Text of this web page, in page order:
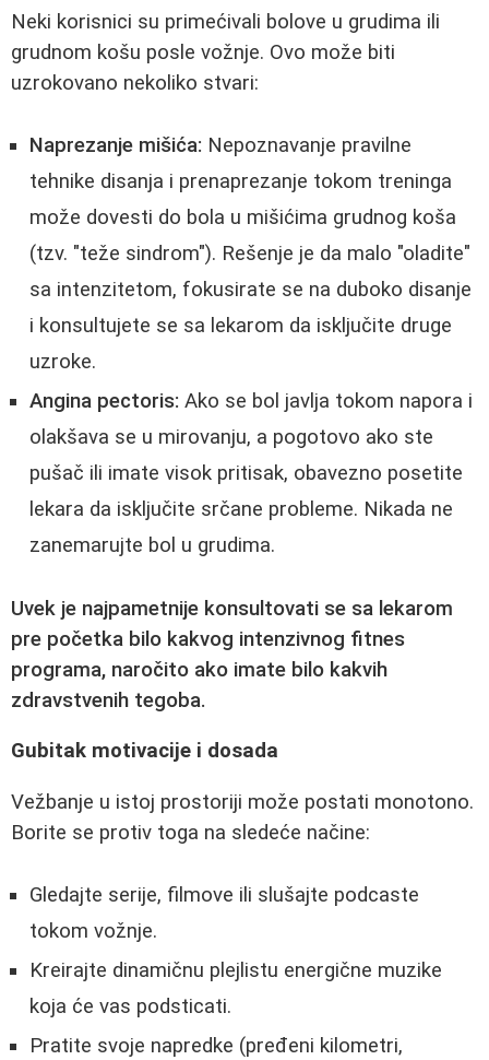
Neki korisnici su primećivali bolove u grudima ili
grudnom košu posle vožnje. Ovo može biti
uzrokovano nekoliko stvari:
Naprezanje mišića: Nepoznavanje pravilne
tehnike disanja i prenaprezanje tokom treninga
može dovesti do bola u mišićima grudnog koša
(tzv. "teže sindrom"). Rešenje je da malo "oladite"
sa intenzitetom, fokusirate se na duboko disanje
i konsultujete se sa lekarom da isključite druge
uzroke.
Angina pectoris: Ako se bol javlja tokom napora i
olakšava se u mirovanju, a pogotovo ako ste
pušač ili imate visok pritisak, obavezno posetite
lekara da isključite srčane probleme. Nikada ne
zanemarujte bol u grudima.
Uvek je najpametnije konsultovati se sa lekarom
pre početka bilo kakvog intenzivnog fitnes
programa, naročito ako imate bilo kakvih
zdravstvenih tegoba.
Gubitak motivacije i dosada
Vežbanje u istoj prostoriji može postati monotono.
Borite se protiv toga na sledeće načine:
Gledajte serije, filmove ili slušajte podcaste
tokom vožnje.
Kreirajte dinamičnu plejlistu energične muzike
koja će vas podsticati.
Pratite svoje napredke (pređeni kilometri,